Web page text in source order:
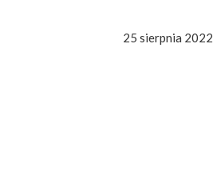
25 sierpnia 2022